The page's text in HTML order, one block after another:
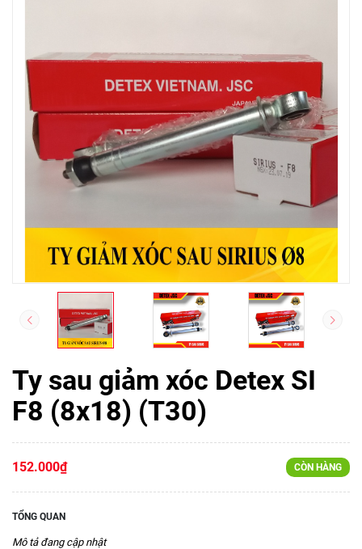
Ty sau giảm xóc Detex SI
F8 (8x18) (T30)
152.000₫ CÒN HÀNG
TỔNG QUAN
Mô tả đang cập nhật